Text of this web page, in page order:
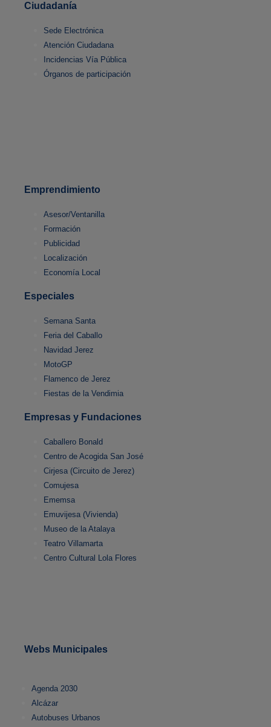
Ciudadanía
Sede Electrónica
Atención Ciudadana
Incidencias Vía Pública
Órganos de participación
Emprendimiento
Asesor/Ventanilla
Formación
Publicidad
Localización
Economía Local
Especiales
Semana Santa
Feria del Caballo
Navidad Jerez
MotoGP
Flamenco de Jerez
Fiestas de la Vendimia
Empresas y Fundaciones
Caballero Bonald
Centro de Acogida San José
Cirjesa (Circuito de Jerez)
Comujesa
Ememsa
Emuvijesa (Vivienda)
Museo de la Atalaya
Teatro Villamarta
Centro Cultural Lola Flores
Webs Municipales
Agenda 2030
Alcázar
Autobuses Urbanos